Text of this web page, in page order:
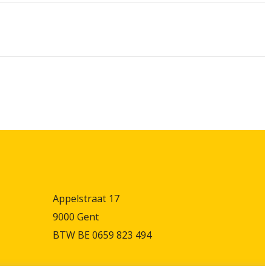
Appelstraat 17
9000 Gent
BTW BE 0659 823 494